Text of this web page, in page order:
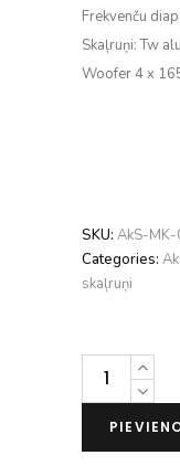
Frekvenču
Skaļruņi:Tw
Woofer 4 x
SKU: AkS-
Categories:
skaļruņi
Kef
reference
daudzums